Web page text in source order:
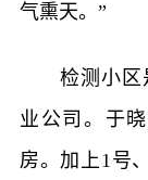
气熏天。”
检测小区是
业公司。于
房。加上1号